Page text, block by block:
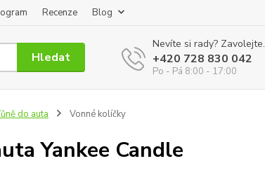
Recenze Blog
Hledat
Nevíte si rady? Zavolejte.
+420 728 830 042
Po - Pá 8:00 - 17:00
do auta Vonné kolíčky
Yankee Candle